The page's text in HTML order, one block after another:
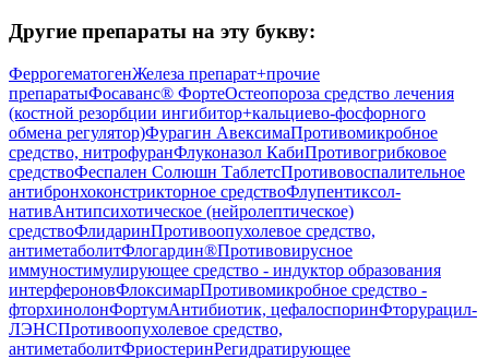
Другие препараты на эту букву:
ФеррогематогенЖелеза препарат+прочие
препаратыФосаванс® ФортеОстеопороза средство лечения
(костной резорбции ингибитор+кальциево-фосфорного
обмена регулятор)Фурагин АвексимаПротивомикробное
средство, нитрофуранФлуконазол КабиПротивогрибковое
средствоФеспален Солюшн ТаблетсПротивовоспалительное
антибронхоконстрикторное средствоФлупентиксол-
нативАнтипсихотическое (нейролептическое)
средствоФлидаринПротивоопухолевое средство,
антиметаболитФлогардин®Противовирусное
иммуностимулирующее средство - индуктор образования
интерфероновФлоксимарПротивомикробное средство -
фторхинолонФортумАнтибиотик, цефалоспоринФторурацил-
ЛЭНСПротивоопухолевое средство,
антиметаболитФриостеринРегидратирующее